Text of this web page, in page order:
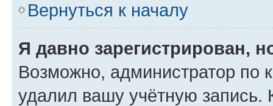
Вернуться к началу
Я давно зарегистрирован,
Возможно, администратор по
удалил вашу учётную запись.